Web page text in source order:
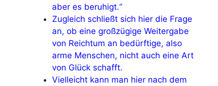
aber es beruhigt.“
Zugleich schließt sich hier die Frage
an, ob eine großzügige Weitergabe
von Reichtum an bedürftige, also
arme Menschen, nicht auch eine Art
von Glück schafft.
Vielleicht kann man hier nach dem